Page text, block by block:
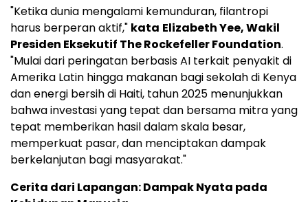
"Ketika dunia mengalami kemunduran, filantropi
harus berperan aktif," kata Elizabeth Yee, Wakil
Presiden Eksekutif The Rockefeller Foundation.
"Mulai dari peringatan berbasis AI terkait penyakit di
Amerika Latin hingga makanan bagi sekolah di Kenya
dan energi bersih di Haiti, tahun 2025 menunjukkan
bahwa investasi yang tepat dan bersama mitra yang
tepat memberikan hasil dalam skala besar,
memperkuat pasar, dan menciptakan dampak
berkelanjutan bagi masyarakat."
Cerita dari Lapangan: Dampak Nyata pada